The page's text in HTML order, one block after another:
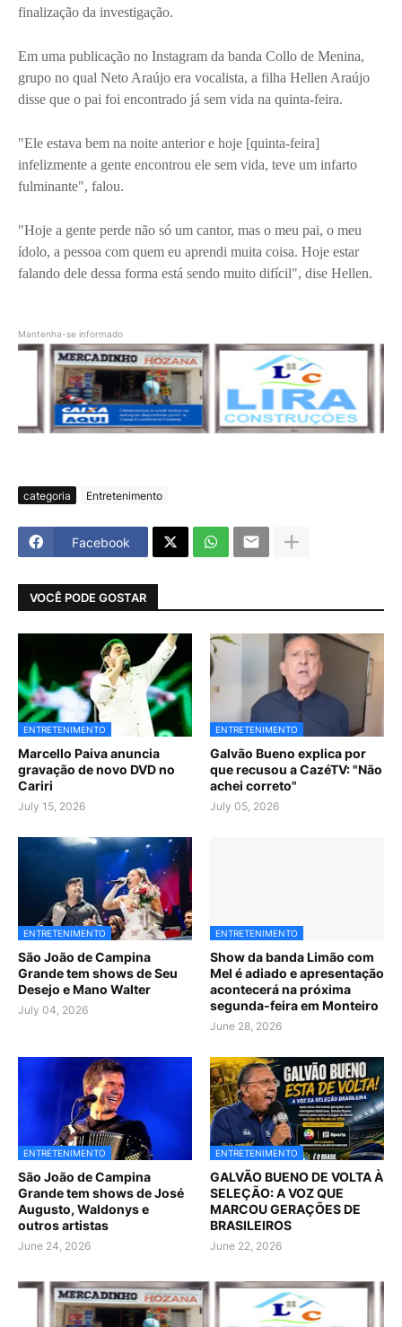
finalização da investigação.
Em uma publicação no Instagram da banda Collo de Menina,
grupo no qual Neto Araújo era vocalista, a filha Hellen Araújo
disse que o pai foi encontrado já sem vida na quinta-feira.
"Ele estava bem na noite anterior e hoje [quinta-feira]
infelizmente a gente encontrou ele sem vida, teve um infarto
fulminante", falou.
"Hoje a gente perde não só um cantor, mas o meu pai, o meu
ídolo, a pessoa com quem eu aprendi muita coisa. Hoje estar
falando dele dessa forma está sendo muito difícil", dise Hellen.
Mantenha-se informado
categoria Entretenimento
Facebook
VOCÊ PODE GOSTAR
ENTRETENIMENTO
Marcello Paiva anuncia
gravação de novo DVD no
Cariri
July 15, 2026
ENTRETENIMENTO
Galvão Bueno explica por
que recusou a CazéTV: "Não
achei correto"
July 05, 2026
ENTRETENIMENTO
São João de Campina
Grande tem shows de Seu
Desejo e Mano Walter
July 04, 2026
ENTRETENIMENTO
Show da banda Limão com
Mel é adiado e apresentação
acontecerá na próxima
segunda-feira em Monteiro
June 28, 2026
ENTRETENIMENTO
São João de Campina
Grande tem shows de José
Augusto, Waldonys e
outros artistas
June 24, 2026
ENTRETENIMENTO
GALVÃO BUENO DE VOLTA À
SELEÇÃO: A VOZ QUE
MARCOU GERAÇÕES DE
BRASILEIROS
June 22, 2026